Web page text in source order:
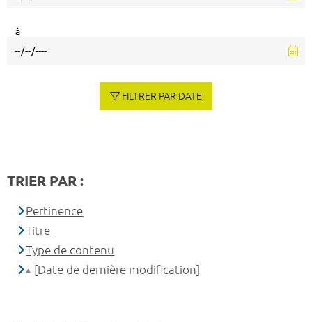
à
FILTRER PAR DATE
TRIER PAR :
Pertinence
Titre
Type de contenu
[Date de dernière modification]